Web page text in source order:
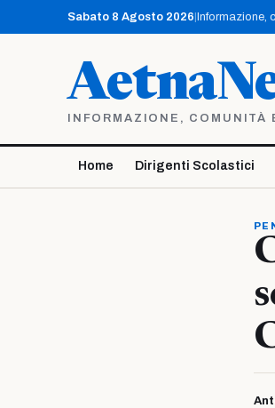
contenuto
Sabato 8 Agosto 2026 Informazione,
INFORMAZIONE,
Home Dirigenti Scolastici